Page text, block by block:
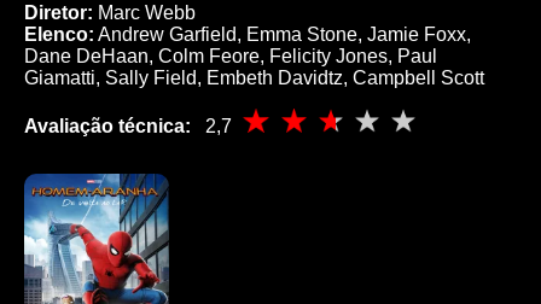
Diretor: Marc Webb
Elenco: Andrew Garfield, Emma Stone, Jamie Foxx,
Dane DeHaan, Colm Feore, Felicity Jones, Paul
Giamatti, Sally Field, Embeth Davidtz, Campbell Scott
Avaliação técnica: 2,7